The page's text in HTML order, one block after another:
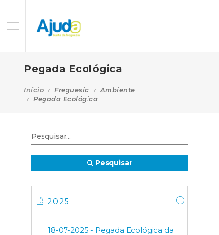
Pegada Ecológica
Início Freguesia
Ambiente
Pegada Ecológica
Pesquisar
2025
18-07-2025 - Pegada Ecológica da